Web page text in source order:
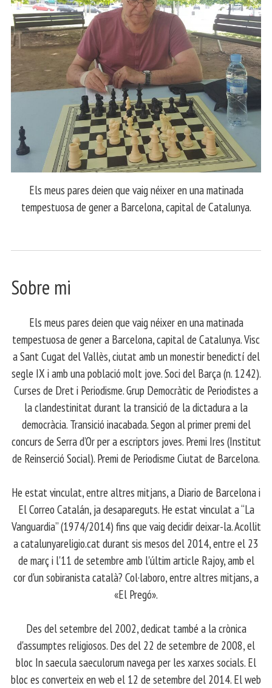
Els meus pares deien que vaig néixer en una matinada
tempestuosa de gener a Barcelona, capital de Catalunya.
Sobre mi
Els meus pares deien que vaig néixer en una matinada
tempestuosa de gener a Barcelona, capital de Catalunya. Visc
a Sant Cugat del Vallès, ciutat amb un monestir benedictí del
segle IX i amb una població molt jove. Soci del Barça (n. 1242).
Curses de Dret i Periodisme. Grup Democràtic de Periodistes a
la clandestinitat durant la transició de la dictadura a la
democràcia. Transició inacabada. Segon al primer premi del
concurs de Serra d’Or per a escriptors joves. Premi Ires (Institut
de Reinserció Social). Premi de Periodisme Ciutat de Barcelona.
​ He estat vinculat, entre altres mitjans, a Diario de Barcelona i
El Correo Catalán, ja desapareguts. He estat vinculat a “La
Vanguardia” (1974/2014) fins que vaig decidir deixar-la. Acollit
a catalunyareligio.cat durant sis mesos del 2014, entre el 23
de març i l'11 de setembre amb l'últim article Rajoy, amb el
cor d'un sobiranista català? Col·laboro, entre altres mitjans, a
«El Pregó».
​ Des del setembre del 2002, dedicat també a la crònica
d'assumptes religiosos. Des del 22 de setembre de 2008, el
bloc In saecula saeculorum navega per les xarxes socials. El
bloc es converteix en web el 12 de setembre del 2014. El web